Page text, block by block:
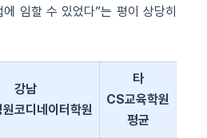
임할 수 있었다”는 평이 상당히
강남
코디네이터학원
타
CS교육학원
평균